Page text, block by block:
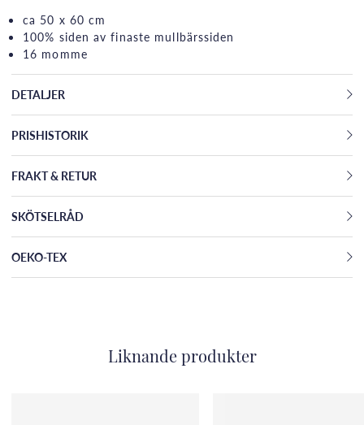
ca 50 x 60 cm
100% siden av finaste mullbärssiden
16 momme
DETALJER
PRISHISTORIK
FRAKT & RETUR
SKÖTSELRÅD
OEKO-TEX
Liknande produkter